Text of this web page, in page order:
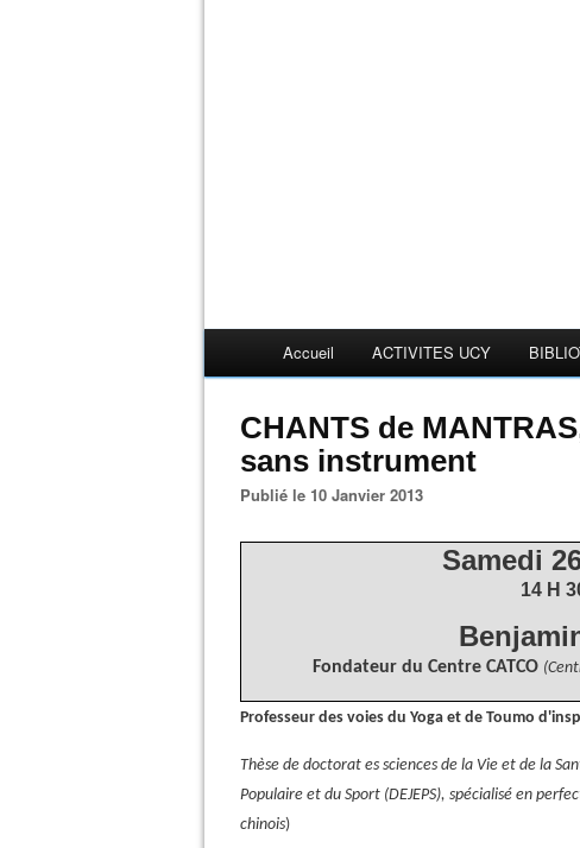
Accueil ACTIVITES UCY
CHANTS de
sans instrument
Publié le 10 Janvier 2013
Samedi
14 H
Fondateur du Centre CATCO
Professeur des voies du Yoga et de Toumo
Thèse de doctorat es sciences de la Vie et de la
Populaire et du Sport (DEJEPS), spécialisé en
chinois)